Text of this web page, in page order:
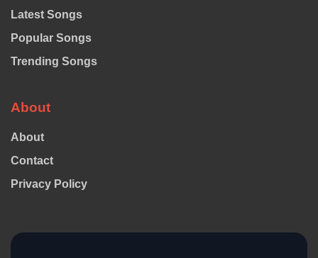
Latest Songs
Popular Songs
Trending Songs
About
About
Contact
Privacy Policy